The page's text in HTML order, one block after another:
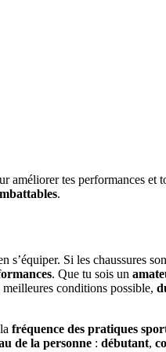
améliorer tes performances
.
Si les chaussures
. Que tu sois un
conditions possible,
fréquence des pratiques
de la personne : débutant,